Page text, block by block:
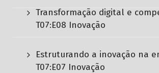
Transformação digital e
T07:E08 Inovação
Estruturando a inovação na
T07:E07 Inovação